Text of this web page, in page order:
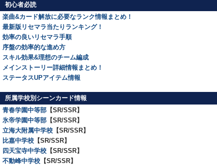
初心者必読
楽曲&カード解放に必要なランク情報まとめ！
最新版リセマラ当たりランキング！
効率の良いリセマラ手順
序盤の効率的な進め方
スキル効果&理想のチーム編成
メインストーリー詳細情報まとめ！
ステータスUPアイテム情報
所属学校別シーンカード情報
青春学園中等部 【SR/SSR】
氷帝学園中等部 【SR/SSR】
立海大附属中学校 【SR/SSR】
比嘉中学校 【SR/SSR】
四天宝寺中学校 【SR/SSR】
不動峰中学校 【SR/SSR】